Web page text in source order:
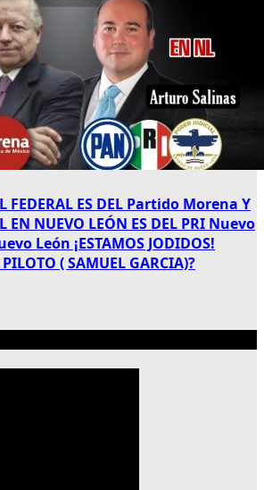
FEDERAL ES DEL Partido Morena Y
EN NUEVO LEÓN ES DEL PRI Nuevo
León ¡ESTAMOS JODIDOS!
PILOTO ( SAMUEL GARCIA)?